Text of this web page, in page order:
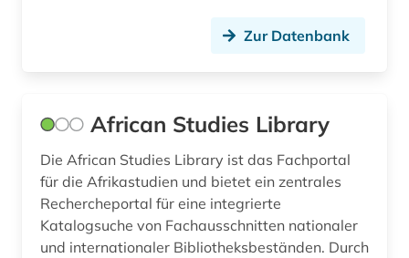
datenmanagement (1)
demotisch (1)
design (4)
Zur Datenbank
African Studies Library
Die African Studies Library ist das Fachportal
für die Afrikastudien und bietet ein zentrales
Rechercheportal für eine integrierte
Katalogsuche von Fachausschnitten nationaler
und internationaler Bibliotheksbeständen. Durch